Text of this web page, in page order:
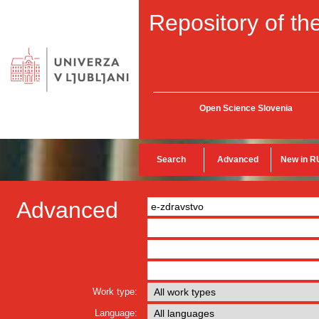
Repository of
Open Science Slovenia
Search Advanced New in
Advanced
Work type:
Language: